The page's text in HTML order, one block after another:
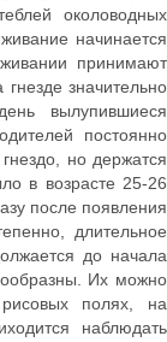
околоводных
начинается
принимают
значительно
вылупившиеся
постоянно
но держатся
в возрасте 25-26
после появления
длительное
до начала
Их можно
полях, на
наблюдать